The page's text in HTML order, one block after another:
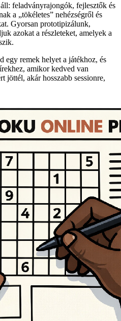
feladványrajongók, fejlesztők és
a „tökéletes” nehézségről és
Gyorsan prototipizálunk,
azokat a részleteket, amelyek a
egy remek helyet a játékhoz, és
amikor kedved van
jöttél, akár hosszabb sessionre,